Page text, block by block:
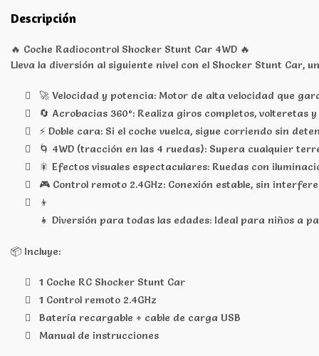
Descripción
🔥 Coche Radiocontrol Shocker Stunt Car 4WD 🔥
Lleva la diversión al siguiente nivel con el Shocker Stunt Car,
🚀 Velocidad y potencia: Motor de alta velocidad que
🔄 Acrobacias 360°: Realiza giros completos,
⚡ Doble cara: Si el coche vuelca, sigue corriendo sin
🌀 4WD (tracción en las 4 ruedas): Supera cualquier
🎇 Efectos visuales espectaculares: Ruedas con
🎮 Control remoto 2.4GHz: Conexión estable, sin
👦
👧 Diversión para todas las edades: Ideal para niños a
📦 Incluye:
1 Coche RC Shocker Stunt Car
1 Control remoto 2.4GHz
Batería recargable + cable de carga USB
Manual de instrucciones